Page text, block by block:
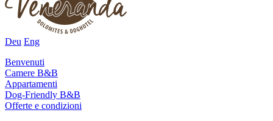
Deu Eng
Benvenuti
Camere B&B
Appartamenti
Dog-Friendly B&B
Offerte e condizioni